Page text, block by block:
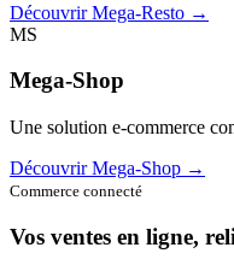
Découvrir Mega-Resto →
MS
Mega-Shop
Une solution e-commerce
Découvrir Mega-Shop →
Commerce connecté
Vos ventes en ligne,